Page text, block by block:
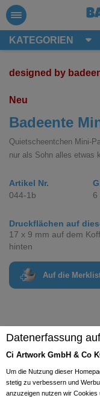
KATEGORIEN
designed by
Neu
Badeente
Quietscheentchen Mini-
nur als Sohn alles etwas
Artikel Nr.
044-1b
6
Druckflächen auf
17 x 9 mm auf dem
hinten
Auf die
Datenerfassung
Ci Artwork GmbH & Co
Um die Nutzung dieser
stetig zu verbessern und
anzuzeigen nutzen wir